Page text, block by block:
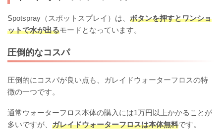
Spotspray（スポットスプレイ）は、 ボタンを押すとワンショ
ットで水が出るモードとなっています。
圧倒的なコスパ
圧倒的にコスパが良い点も、ガレイドウォーターフロスの特
徴の一つです。
通常ウォーターフロス本体の購入には1万円以上かかることが
多いですが、 ガレイドウォーターフロスは本体無料です。